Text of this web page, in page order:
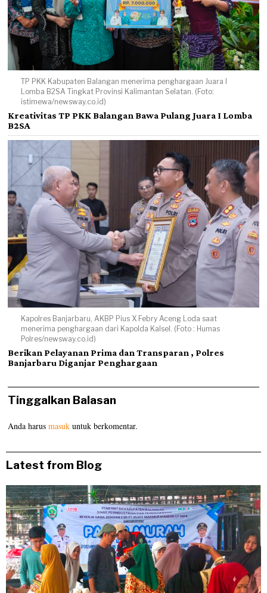
TP PKK Kabupaten Balangan menerima penghargaan Juara I
Lomba B2SA Tingkat Provinsi Kalimantan Selatan. (Foto:
istimewa/newsway.co.id)
Kreativitas TP PKK Balangan Bawa Pulang Juara I Lomba
B2SA
Kapolres Banjarbaru, AKBP Pius X Febry Aceng Loda saat
menerima penghargaan dari Kapolda Kalsel. (Foto : Humas
Polres/newsway.co.id)
Berikan Pelayanan Prima dan Transparan , Polres
Banjarbaru Diganjar Penghargaan
Tinggalkan Balasan
Anda harusmasuk untuk berkomentar.
Latest from Blog